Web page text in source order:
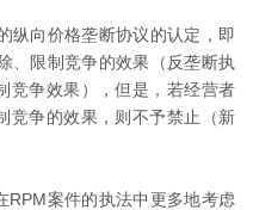
纵向价格垄断协议的认定，即
、限制竞争的效果（反垄断执
竞争效果），但是，若经营者
竞争的效果，则不予禁止（新
RPM案件的执法中更多地考虑